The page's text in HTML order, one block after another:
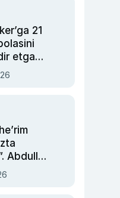
21
etgan
o‘qildi
Abdulla